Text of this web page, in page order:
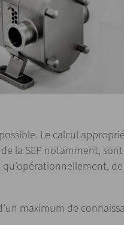
Le calcul
la SEP notamment,
maximum de